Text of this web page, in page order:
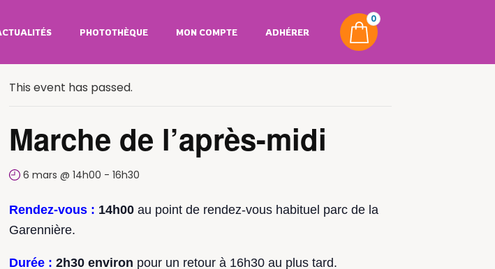
PHOTOTHÈQUE MON COMPTE ADHÉRER
0
This event has passed.
Marche de l’après-midi
6 mars @ 14h00 -16h30
Rendez-vous : 14h00au point de rendez-vous habituel parc de la
Garennière.
Durée : 2h30 environ pour un retour à 16h30 au plus tard.